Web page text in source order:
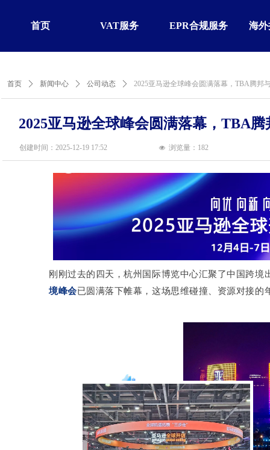
首页 VAT服务 EPR合规服务 海
2025亚马逊全球峰会圆满落幕，TBA
刚刚过去的四天，杭州国际博览中心汇聚了中国跨境
境峰会已圆满落下帷幕，这场思维碰撞、资源对接
首页 ꄲ 新闻中心 ꄲ 公司动态 ꄲ 2025亚马逊全球峰会圆满落幕，TBA腾邦
넶 浏览量： 182
创建时间： 2025-12-19 17:52